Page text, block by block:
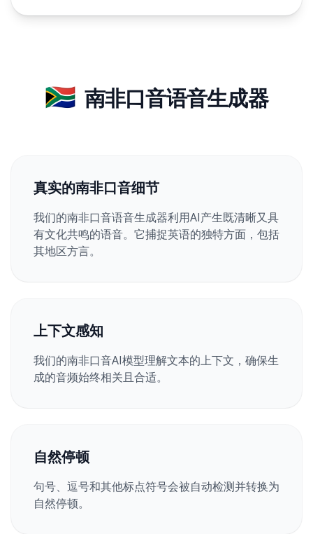
🇿🇦 南非口音语音生成器
真实的南非口音细节
我们的南非口音语音生成器利用AI产生既清晰又具
有文化共鸣的语音。它捕捉英语的独特方面，包括
其地区方言。
上下文感知
我们的南非口音AI模型理解文本的上下文，确保生
成的音频始终相关且合适。
自然停顿
句号、逗号和其他标点符号会被自动检测并转换为
自然停顿。